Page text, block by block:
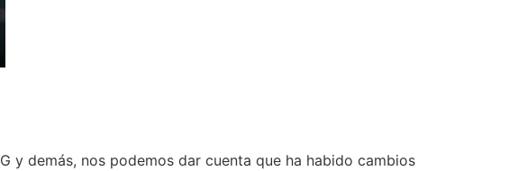
y demás, nos podemos dar cuenta que ha habido cambios